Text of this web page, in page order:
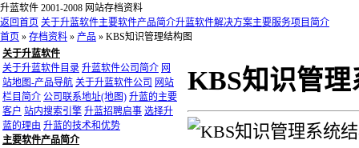
升蓝软件 2001-2008 网站存档资料
返回首页 关于升蓝软件主要软件产品简介升蓝软件解决方案主要服务项目简介
首页 » 存档资料 » 产品 » KBS知识管理结构图
关于升蓝软件
关于升蓝软件目录 升蓝软件公司简介 网
站地图-产品导航 关于升蓝软件公司 网站
栏目简介 公司联系地址(地图) 升蓝的主要
客户 站内搜索引擎 升蓝招聘启事 选择升
蓝的理由 升蓝的技术和优势
主要软件产品简介
KBS知识管